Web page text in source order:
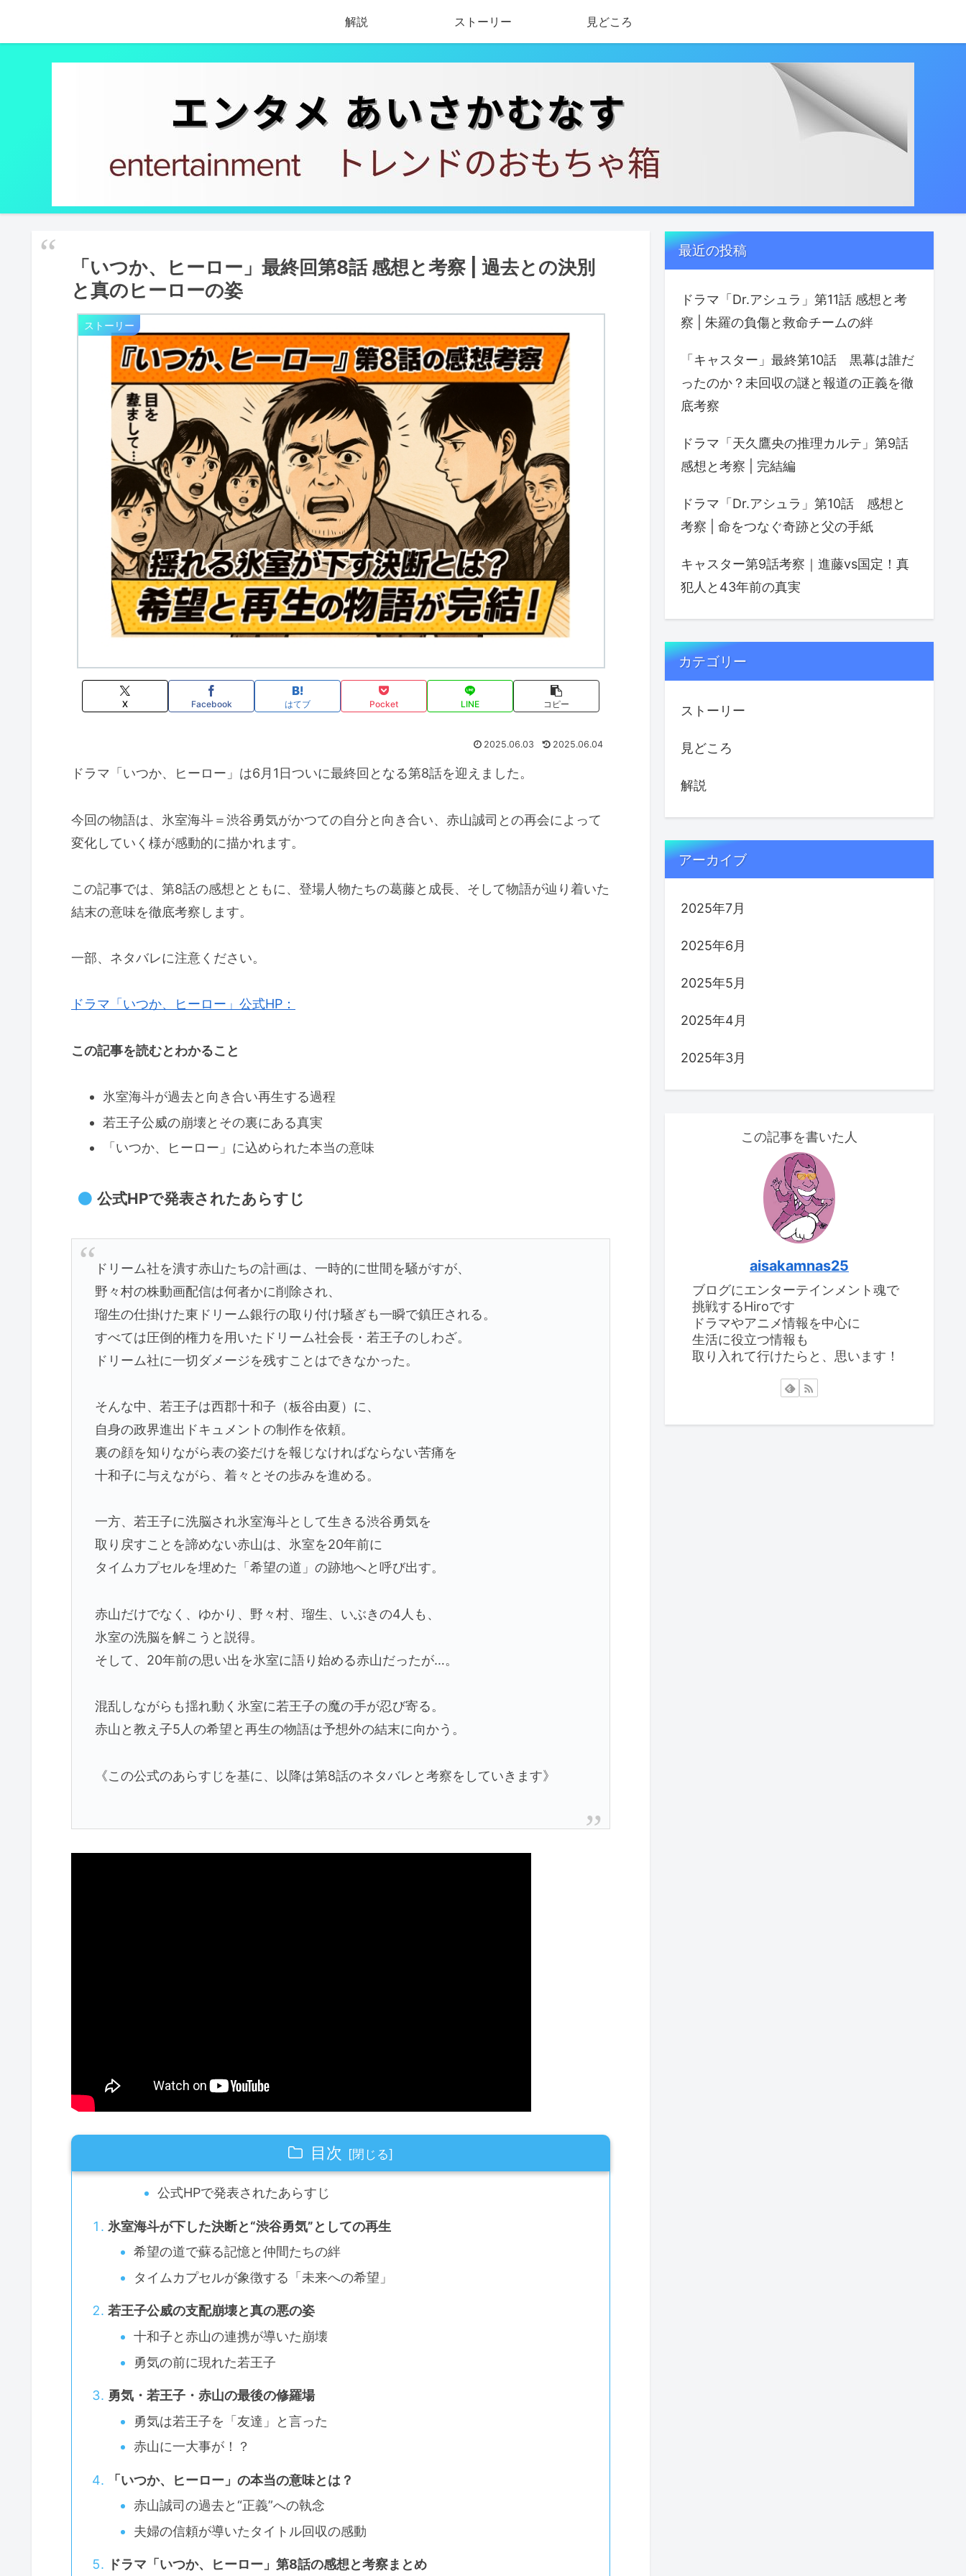
解説 ストーリー 見どころ
「いつか、ヒーロー」最終回第8話 感想と考察 | 過去との決別
と真のヒーローの姿
ストーリー
X Facebook はてブ Pocket LINE コピー
2025.06.03 2025.06.04
ドラマ「いつか、ヒーロー」は6月1日ついに最終回となる第8話を迎えました。
今回の物語は、氷室海斗＝渋谷勇気がかつての自分と向き合い、赤山誠司との再会によって
変化していく様が感動的に描かれます。
この記事では、第8話の感想とともに、登場人物たちの葛藤と成長、そして物語が辿り着いた
結末の意味を徹底考察します。
一部、ネタバレに注意ください。
ドラマ「いつか、ヒーロー」公式HP：
この記事を読むとわかること
氷室海斗が過去と向き合い再生する過程
若王子公威の崩壊とその裏にある真実
「いつか、ヒーロー」に込められた本当の意味
公式HPで発表されたあらすじ
ドリーム社を潰す赤山たちの計画は、一時的に世間を騒がすが、
野々村の株動画配信は何者かに削除され、
瑠生の仕掛けた東ドリーム銀行の取り付け騒ぎも一瞬で鎮圧される。
すべては圧倒的権力を用いたドリーム社会長・若王子のしわざ。
ドリーム社に一切ダメージを残すことはできなかった。
そんな中、若王子は西郡十和子（板谷由夏）に、
自身の政界進出ドキュメントの制作を依頼。
裏の顔を知りながら表の姿だけを報じなければならない苦痛を
十和子に与えながら、着々とその歩みを進める。
一方、若王子に洗脳され氷室海斗として生きる渋谷勇気を
取り戻すことを諦めない赤山は、氷室を20年前に
タイムカプセルを埋めた「希望の道」の跡地へと呼び出す。
赤山だけでなく、ゆかり、野々村、瑠生、いぶきの4人も、
氷室の洗脳を解こうと説得。
そして、20年前の思い出を氷室に語り始める赤山だったが…。
混乱しながらも揺れ動く氷室に若王子の魔の手が忍び寄る。
赤山と教え子5人の希望と再生の物語は予想外の結末に向かう。
《この公式のあらすじを基に、以降は第8話のネタバレと考察をしていきます》
目次
公式HPで発表されたあらすじ
氷室海斗が下した決断と“渋谷勇気”としての再生
希望の道で蘇る記憶と仲間たちの絆
タイムカプセルが象徴する「未来への希望」
若王子公威の支配崩壊と真の悪の姿
十和子と赤山の連携が導いた崩壊
勇気の前に現れた若王子
勇気・若王子・赤山の最後の修羅場
勇気は若王子を「友達」と言った
赤山に一大事が！？
「いつか、ヒーロー」の本当の意味とは？
赤山誠司の過去と“正義”への執念
夫婦の信頼が導いたタイトル回収の感動
ドラマ「いつか、ヒーロー」第8話の感想と考察まとめ
最近の投稿
ドラマ「Dr.アシュラ」第11話 感想と考
察 | 朱羅の負傷と救命チームの絆
「キャスター」最終第10話 黒幕は誰だ
ったのか？未回収の謎と報道の正義を徹
底考察
ドラマ「天久鷹央の推理カルテ」第9話
感想と考察 | 完結編
ドラマ「Dr.アシュラ」第10話 感想と
考察 | 命をつなぐ奇跡と父の手紙
キャスター第9話考察｜進藤vs国定！真
犯人と43年前の真実
カテゴリー
ストーリー
見どころ
解説
アーカイブ
2025年7月
2025年6月
2025年5月
2025年4月
2025年3月
この記事を書いた人
aisakamnas25
ブログにエンターテインメント魂で
挑戦するHiroです
ドラマやアニメ情報を中心に
生活に役立つ情報も
取り入れて行けたらと、思います！